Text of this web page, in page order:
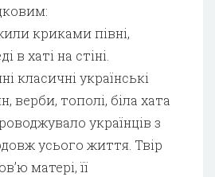
криками півні,
в хаті на стіні.
класичні українські
верби, тополі, біла хата
українців з
усього життя. Твір
матері, її